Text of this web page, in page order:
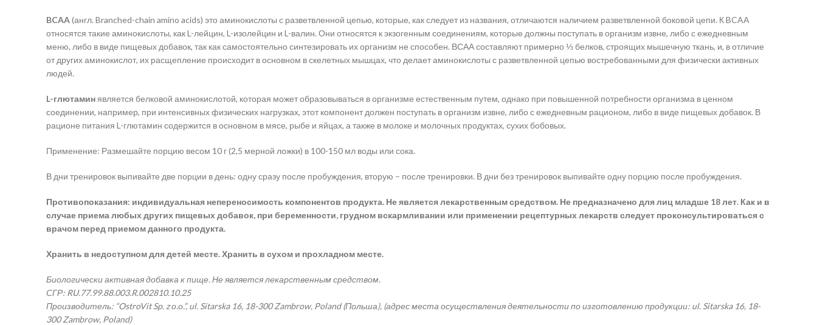
BCAA(англ. Branched-chain amino acids) это аминокислоты с разветвленной цепью, которые, как следует из названия, отличаются наличием разветвленной боковой цепи. К BCAA
относятся такие аминокислоты, как L-лейцин, L-изолейцин и L-валин. Они относятся к экзогенным соединениям, которые должны поступать в организм извне, либо с ежедневным
меню, либо в виде пищевых добавок, так как самостоятельно синтезировать их организм не способен. ВСАА составляют примерно ⅓ белков, строящих мышечную ткань, и, в отличие
от других аминокислот, их расщепление происходит в основном в скелетных мышцах, что делает аминокислоты с разветвленной цепью востребованными для физически активных
людей.
L-глютамин является белковой аминокислотой, которая может образовываться в организме естественным путем, однако при повышенной потребности организма в ценном
соединении, например, при интенсивных физических нагрузках, этот компонент должен поступать в организм извне, либо с ежедневным рационом, либо в виде пищевых добавок. В
рационе питания L-глютамин содержится в основном в мясе, рыбе и яйцах, а также в молоке и молочных продуктах, сухих бобовых.
Применение: Размешайте порцию весом 10 г (2,5 мерной ложки) в 100-150 мл воды или сока.
В дни тренировок выпивайте две порции в день: одну сразу после пробуждения, вторую – после тренировки. В дни без тренировок выпивайте одну порцию после пробуждения.
Противопоказания: индивидуальная непереносимость компонентов продукта. Не является лекарственным средством. Не предназначено для лиц младше 18 лет. Как и в
случае приема любых других пищевых добавок, при беременности, грудном вскармливании или применении рецептурных лекарств следует проконсультироваться с
врачом перед приемом данного продукта.
Хранить в недоступном для детей месте. Хранить в сухом и прохладном месте.
Биологически активная добавка к пище. Не является лекарственным средством.
СГР: RU.77.99.88.003.R.002810.10.25
Производитель: “OstroVit Sp. z о.о.”, ul. Sitarska 16, 18-300 Zambrow, Poland (Польша), (адрес места осуществления деятельности по изготовлению продукции: ul. Sitarska 16, 18-
300 Zambrow, Poland)